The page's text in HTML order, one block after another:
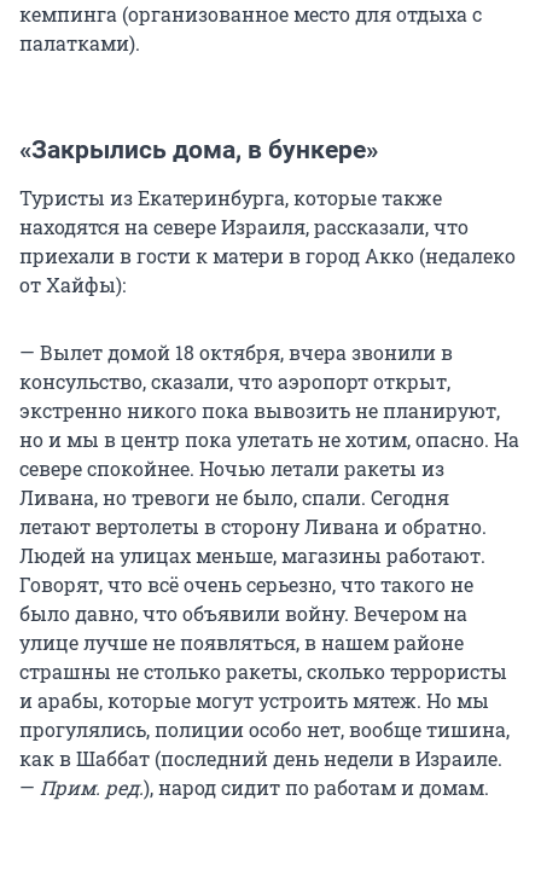
кемпинга (организованное место для отдыха с
палатками).
«Закрылись дома, в бункере»
Туристы из Екатеринбурга, которые также
находятся на севере Израиля, рассказали, что
приехали в гости к матери в город Акко (недалеко
от Хайфы):
— Вылет домой 18 октября, вчера звонили в
консульство, сказали, что аэропорт открыт,
экстренно никого пока вывозить не планируют,
но и мы в центр пока улетать не хотим, опасно. На
севере спокойнее. Ночью летали ракеты из
Ливана, но тревоги не было, спали. Сегодня
летают вертолеты в сторону Ливана и обратно.
Людей на улицах меньше, магазины работают.
Говорят, что всё очень серьезно, что такого не
было давно, что объявили войну. Вечером на
улице лучше не появляться, в нашем районе
страшны не столько ракеты, сколько террористы
и арабы, которые могут устроить мятеж. Но мы
прогулялись, полиции особо нет, вообще тишина,
как в Шаббат (последний день недели в Израиле.
— Прим. ред.), народ сидит по работам и домам.